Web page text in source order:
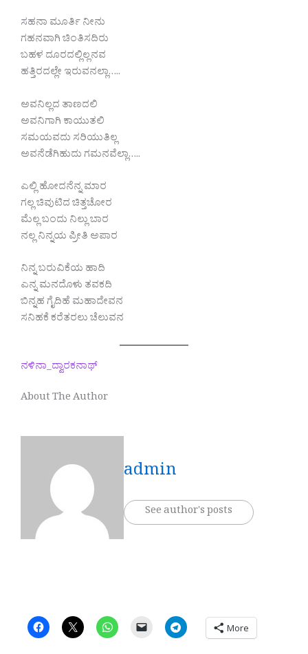
ಸಹನಾ ಮೂರ್ತಿ ನೀನು
ಗಹನವಾಗಿ ಚಿಂತಿಸದಿರು
ಬಹಳ ದೂರದಲ್ಲಿಲ್ಲನವ
ಹತ್ತಿರದಲ್ಲೇ ಇರುವನಲ್ಲಾ…..
ಅವನಿಲ್ಲದ ತಾಣದಲಿ
ಅವನಿಗಾಗಿ ಕಾಯುತಲಿ
ಸಮಯವದು ಸರಿಯುತಿಲ್ಲ
ಅವನೆಡೆಗಿಹುದು ಗಮನವೆಲ್ಲಾ…..
ಎಲ್ಲಿ ಹೋದನೆನ್ನ ಮಾರ
ಗಲ್ಲ ಚಿವುಟಿದ ಚಿತ್ತಚೋರ
ಮೆಲ್ಲ ಬಂದು ನಿಲ್ಲು ಬಾರ
ನಲ್ಲ ನಿನ್ನಯ ಪ್ರೀತಿ ಅಪಾರ
ನಿನ್ನ ಬರುವಿಕೆಯ ಹಾದಿ
ಎನ್ನ ಮನದೊಳು ತವಕದಿ
ಬಿನ್ನಹ ಗೈದಿಹೆ ಮಹಾದೇವನ
ಸನಿಹಕೆ ಕರೆತರಲು ಚೆಲುವನ
ನಳಿನಾ_ದ್ವಾರಕನಾಥ್
About The Author
admin
See author's posts
More